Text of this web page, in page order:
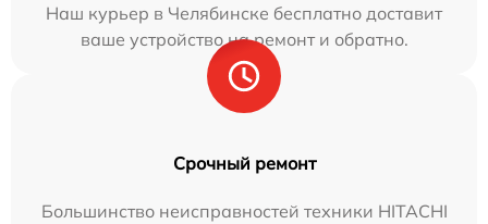
Наш курьер в Челябинске бесплатно доставит
ваше устройство на ремонт и обратно.
Срочный ремонт
Большинство неисправностей техники HITACHI